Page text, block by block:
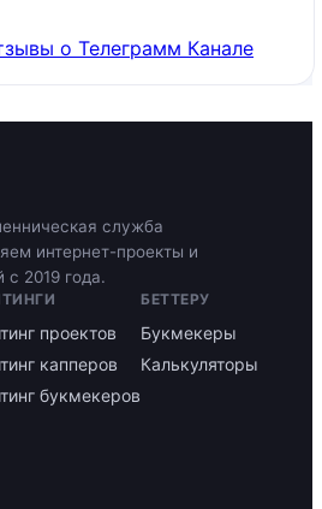
о Телеграмм Канале
служба
интернет-проекты и
2019 года.
проектов
капперов
букмекеров
БЕТТЕРУ
Букмекеры
Калькуляторы